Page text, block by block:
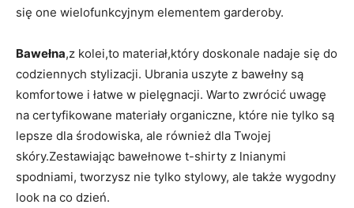
się one wielofunkcyjnym elementem garderoby.
Bawełna,z kolei,to materiał,który doskonale nadaje się do
codziennych stylizacji. Ubrania uszyte z bawełny są
komfortowe i łatwe w pielęgnacji. Warto zwrócić uwagę
na certyfikowane materiały organiczne, które nie tylko są
lepsze dla środowiska, ale również dla Twojej
skóry.Zestawiając bawełnowe t-shirty z lnianymi
spodniami, tworzysz nie tylko stylowy, ale także wygodny
look na co dzień.